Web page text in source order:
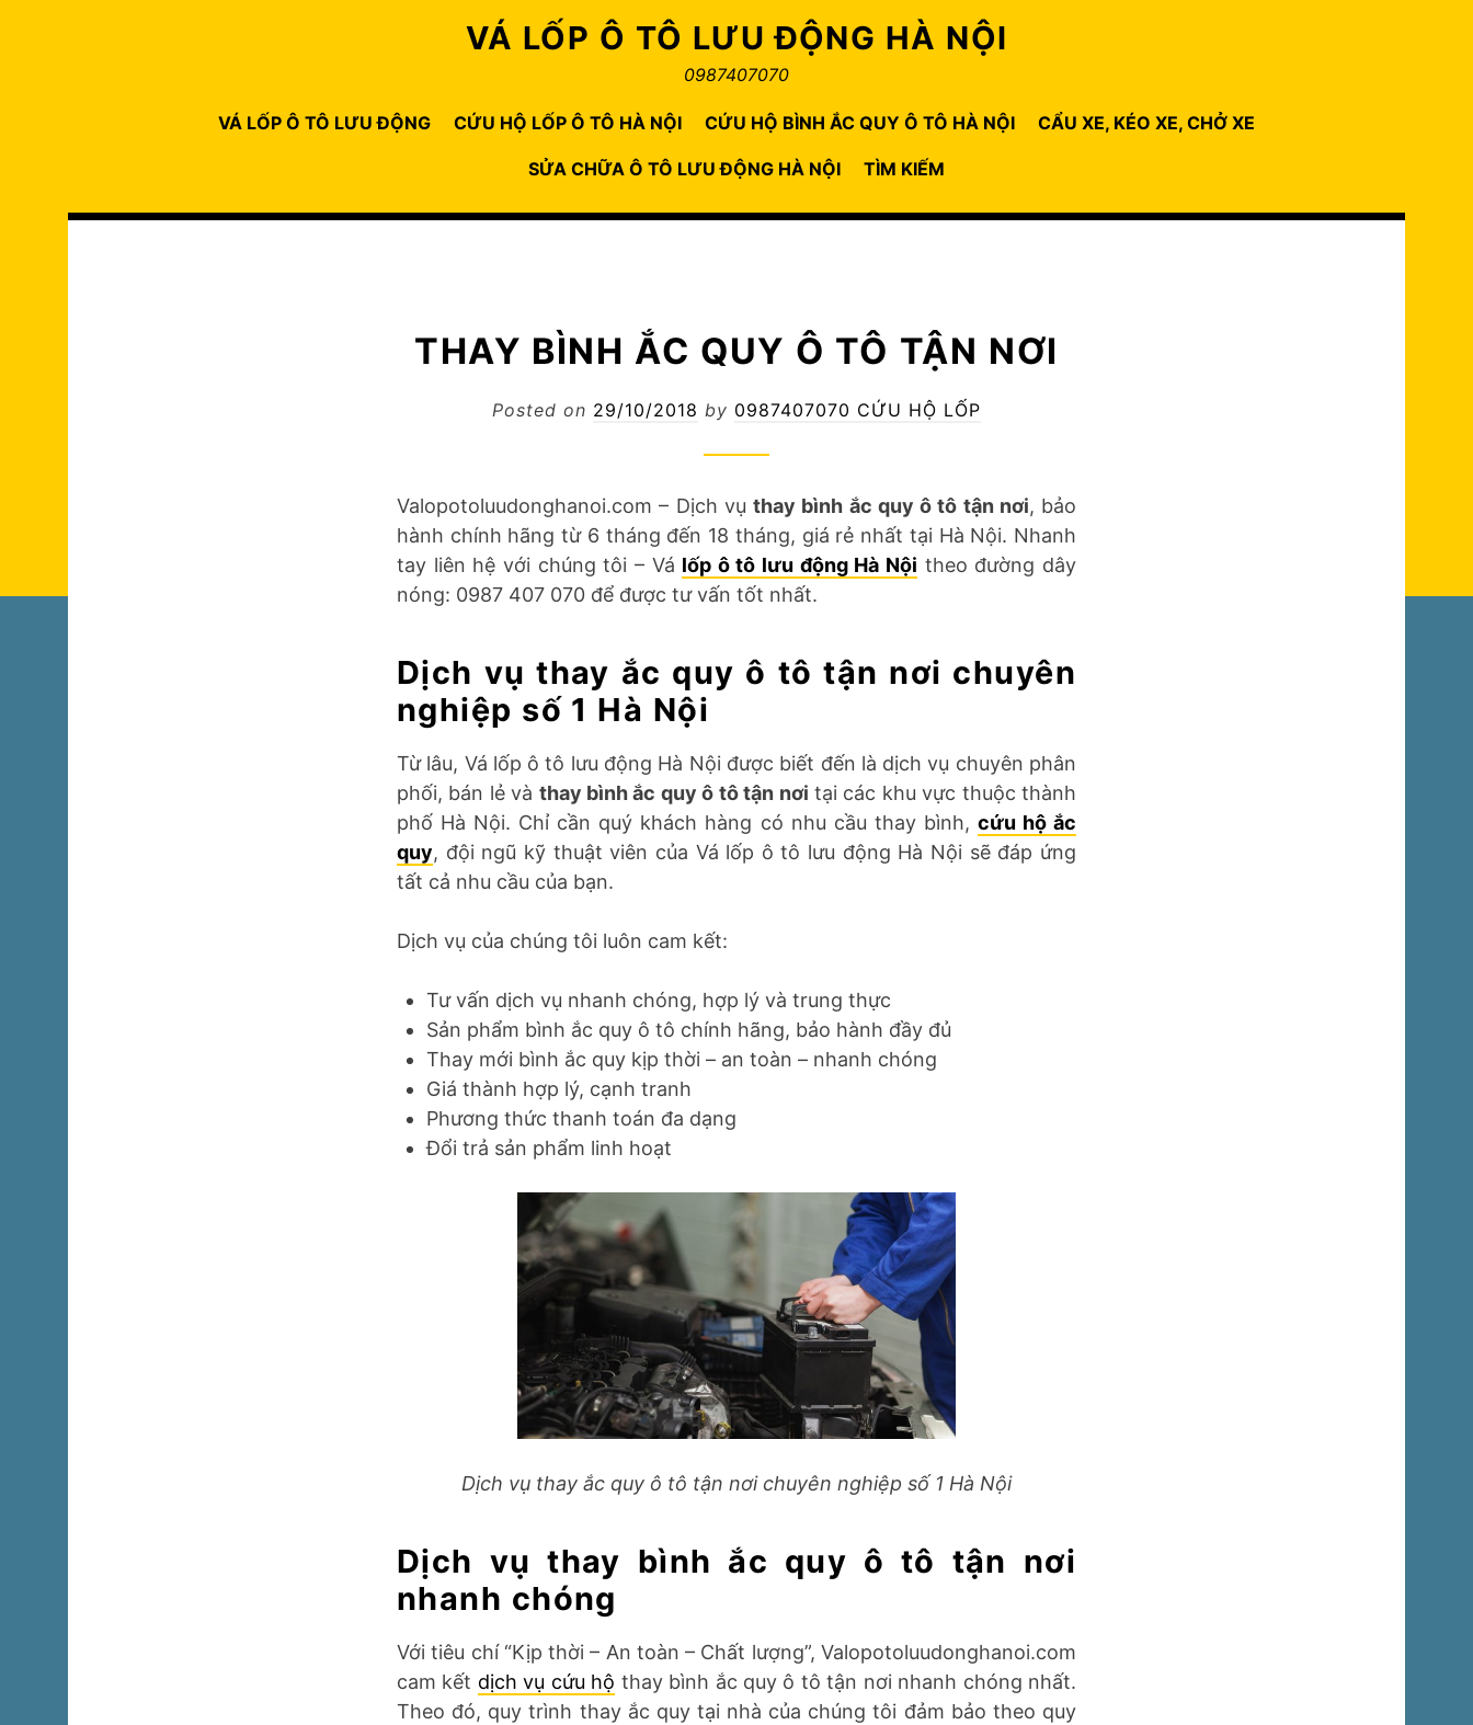
VÁ LỐP Ô TÔ LƯU ĐỘNG HÀ NỘI
0987407070
VÁ LỐP Ô TÔ LƯU ĐỘNG CỨU HỘ LỐP Ô TÔ HÀ NỘI CỨU HỘ BÌNH ẮC QUY Ô TÔ HÀ NỘI CẨU XE, KÉO XE, CHỞ XE
SỬA CHỮA Ô TÔ LƯU ĐỘNG HÀ NỘI TÌM KIẾM
THAY BÌNH ẮC QUY Ô TÔ TẬN NƠI
Posted on 29/10/2018 by 0987407070 CỨU HỘ LỐP
Valopotoluudonghanoi.com – Dịch vụ thay bình ắc quy ô tô tận nơi, bảo
hành chính hãng từ 6 tháng đến 18 tháng, giá rẻ nhất tại Hà Nội. Nhanh
tay liên hệ với chúng tôi – Vá lốp ô tô lưu động Hà Nội theo đường dây
nóng: 0987 407 070 để được tư vấn tốt nhất.
Dịch vụ thay ắc quy ô tô tận nơi chuyên
nghiệp số 1 Hà Nội
Từ lâu, Vá lốp ô tô lưu động Hà Nội được biết đến là dịch vụ chuyên phân
phối, bán lẻ và thay bình ắc quy ô tô tận nơi tại các khu vực thuộc thành
phố Hà Nội. Chỉ cần quý khách hàng có nhu cầu thay bình, cứu hộ ắc
quy, đội ngũ kỹ thuật viên của Vá lốp ô tô lưu động Hà Nội sẽ đáp ứng
tất cả nhu cầu của bạn.
Dịch vụ của chúng tôi luôn cam kết:
Tư vấn dịch vụ nhanh chóng, hợp lý và trung thực
Sản phẩm bình ắc quy ô tô chính hãng, bảo hành đầy đủ
Thay mới bình ắc quy kịp thời – an toàn – nhanh chóng
Giá thành hợp lý, cạnh tranh
Phương thức thanh toán đa dạng
Đổi trả sản phẩm linh hoạt
Dịch vụ thay ắc quy ô tô tận nơi chuyên nghiệp số 1 Hà Nội
Dịch vụ thay bình ắc quy ô tô tận nơi
nhanh chóng
Với tiêu chí “Kịp thời – An toàn – Chất lượng”, Valopotoluudonghanoi.com
cam kết dịch vụ cứu hộ thay bình ắc quy ô tô tận nơi nhanh chóng nhất.
Theo đó, quy trình thay ắc quy tại nhà của chúng tôi đảm bảo theo quy